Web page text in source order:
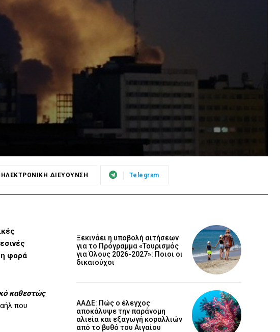
ΗΛΕΚΤΡΟΝΙΚΗ ΔΙΕΥΘΥΝΣΗ Telegram
φορά
καθεστώς
που
Ξεκινάει η υποβολή αιτήσεων
για το Πρόγραμμα «Τουρισμός
για Όλους 2026-2027»: Ποιοι οι
δικαιούχοι
ΑΑΔΕ: Πώς ο έλεγχος
αποκάλυψε την παράνομη
αλιεία και εξαγωγή κοραλλιών
από το βυθό του Αιγαίου